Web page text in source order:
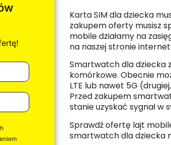
Karta SIM dla dziecka
zakupem oferty musisz
mobile działamy na
na naszej stronie
Smartwatch dla dziecka
komórkowe. Obecnie
LTE lub nawet 5G
Przed zakupem
stanie uzyskać sygnał w
Sprawdźofertę lajt
smartwatch dla dziecka